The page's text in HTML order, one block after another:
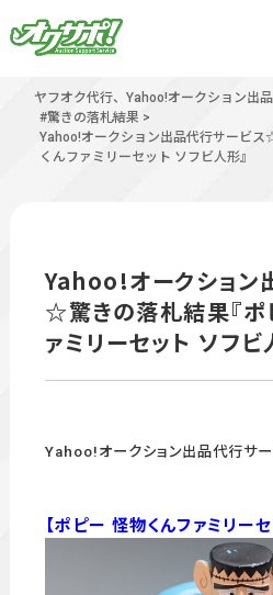
ヤフオク代行、Yahoo!オークション出
#驚きの落札結果 >
Yahoo!オークション出品代行サービ
くんファミリーセット ソフビ人形』
Yahoo!オークション
☆驚きの落札結果『ポ
ァミリーセット ソフビ
Yahoo!オークション出品代行サー
【ポピー 怪物くんファミリー